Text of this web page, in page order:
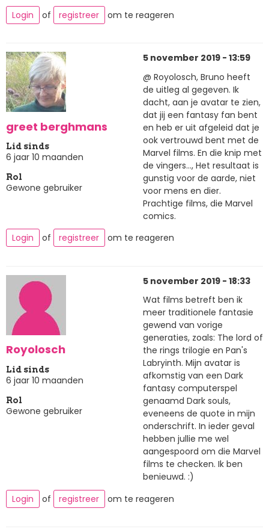
Login
of registreer om te reageren
greet berghmans
Lid sinds
6 jaar 10 maanden
Rol
Gewone gebruiker
5 november 2019 - 13:59
@ Royolosch, Bruno heeft
de uitleg al gegeven. Ik
dacht, aan je avatar te zien,
dat jij een fantasy fan bent
en heb er uit afgeleid dat je
ook vertrouwd bent met de
Marvel films. En die knip met
de vingers..., Het resultaat is
gunstig voor de aarde, niet
voor mens en dier.
Prachtige films, die Marvel
comics.
Login
of registreer om te reageren
Royolosch
Lid sinds
6 jaar 10 maanden
Rol
Gewone gebruiker
5 november 2019 - 18:33
Wat films betreft ben ik
meer traditionele fantasie
gewend van vorige
generaties, zoals: The lord of
the rings trilogie en Pan's
Labryinth. Mijn avatar is
afkomstig van een Dark
fantasy computerspel
genaamd Dark souls,
eveneens de quote in mijn
onderschrift. In ieder geval
hebben jullie me wel
aangespoord om die Marvel
films te checken. Ik ben
benieuwd. :)
Login
of registreer om te reageren